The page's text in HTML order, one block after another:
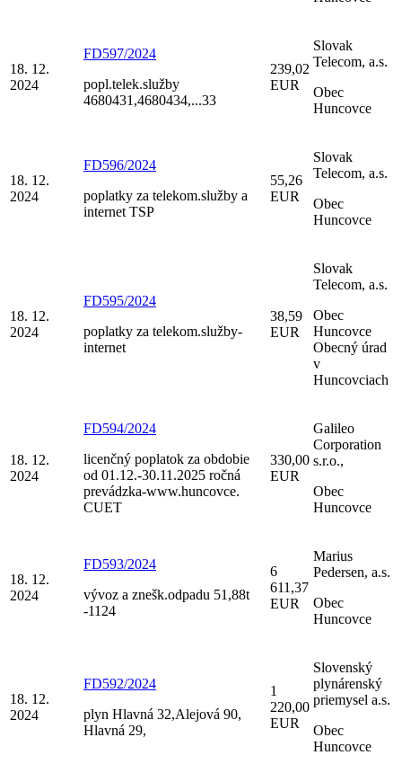
18. 12.
2024
FD597/2024
popl.telek.služby
4680431,4680434,...33
239,02
EUR
Slovak
Telecom, a.s.
Obec
Huncovce
18. 12.
2024
FD596/2024
poplatky za telekom.služby a
internet TSP
55,26
EUR
Slovak
Telecom, a.s.
Obec
Huncovce
18. 12.
2024
FD595/2024
poplatky za telekom.služby-
internet
38,59
EUR
Slovak
Telecom, a.s.
Obec
Huncovce
Obecný úrad
v
Huncovciach
18. 12.
2024
FD594/2024
licenčný poplatok za obdobie
od 01.12.-30.11.2025 ročná
prevádzka-www.huncovce.
CUET
330,00
EUR
Galileo
Corporation
s.r.o.,
Obec
Huncovce
18. 12.
2024
FD593/2024
vývoz a znešk.odpadu 51,88t
-1124
6
611,37
EUR
Marius
Pedersen, a.s.
Obec
Huncovce
18. 12.
2024
FD592/2024
plyn Hlavná 32,Alejová 90,
Hlavná 29,
1
220,00
EUR
Slovenský
plynárenský
priemysel a.s.
Obec
Huncovce